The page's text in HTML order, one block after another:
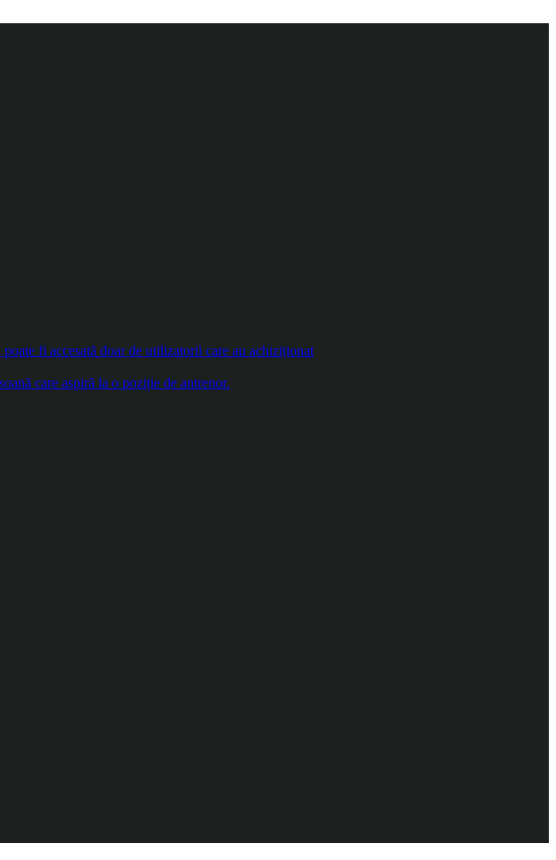
fi accesată doar de utilizatorii care au achiziționat
care aspiră la o poziție de antrenor.